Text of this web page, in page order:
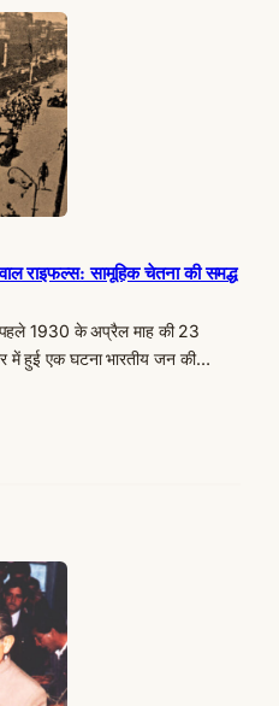
राइफल्स: सामूहिक चेतना की समद्ध
1930 के अप्रैल माह की 23
में हुई एक घटना भारतीय जन की…